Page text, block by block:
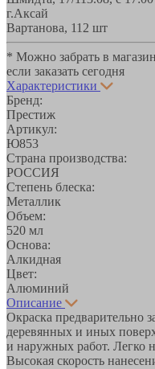
г.Аксай
Вартанова, 11 2 шт
* Можно забрать в
если заказать сегодня
Характеристики
Бренд:
Престиж
Артикул:
Ю853
Страна производства:
РОССИЯ
Степень блеска:
Металлик
Объем:
520 мл
Основа:
Алкидная
Цвет:
Алюминий
Описание
Окраска предварительно
деревянных и иных
и наружных работ. Легко
Высокая скорость